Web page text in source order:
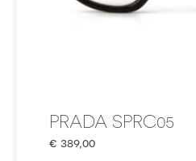
PRADA SPRC05
€ 389,00